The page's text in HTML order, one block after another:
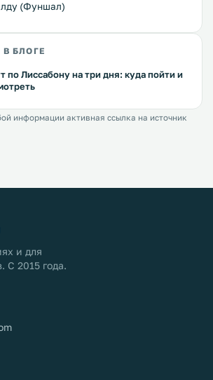
(Фуншал)
В БЛОГЕ
по Лиссабону на три дня: куда пойти и
информации активная ссылка на источник
и для
С 2015 года.